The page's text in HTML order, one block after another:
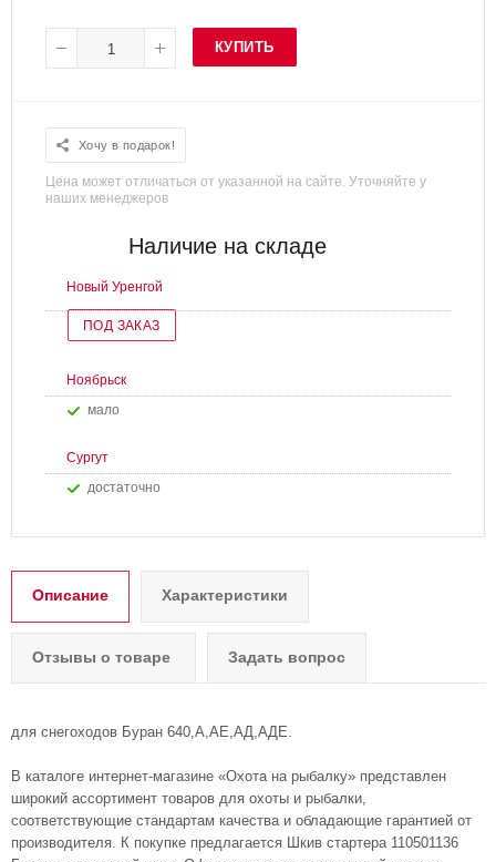
КУПИТЬ
Хочу в подарок!
Цена может отличаться от указанной на сайте. Уточняйте у
наших менеджеров
Наличие на складе
Новый Уренгой
ПОД ЗАКАЗ
Ноябрьск
Мало
Сургут
Достаточно
Описание Характеристики
Отзывы о товаре Задать вопрос
для снегоходов Буран 640,А,АЕ,АД,АДЕ.
В каталоге интернет-магазине «Охота на рыбалку» представлен
широкий ассортимент товаров для охоты и рыбалки,
соответствующие стандартам качества и обладающие гарантией от
производителя. К покупке предлагается Шкив стартера 110501136